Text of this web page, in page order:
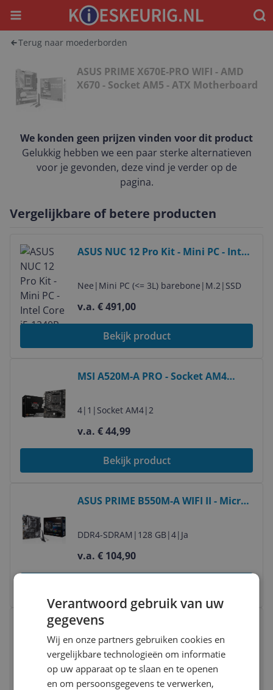
Menu
Terug naar moederborden
ASUS PRIME X670E-PRO WIFI - AMD
X670 - Socket AM5 - ATX Motherboard
We konden geen prijzen vinden voor dit product
Gelukkig hebben we een paar sterke alternatieven
voor je gevonden, deze vind je verder op de
pagina.
Vergelijkbare of betere producten
ASUS NUC 12 Pro Kit - Mini PC - Intel
Nee | Mini PC (<= 3L) barebone | M.2| SSD
v.a. € 491,00
Bekijk product
Bekijk product
MSI A520M-A PRO - Socket AM4
4| 1 | Socket AM4|2
v.a. € 44,99
Bekijk product
ASUS PRIME B550M-A WIFI II - Micro
Socket AM4
DDR4-SDRAM | 128 GB|4| Ja
v.a. € 104,90
ASUS AM4 PRIME A520M-R -
DDR4/M.2/HDMI/µATX
Motherboard
4|1|0 |AMD
v.a. € 51,90 -2%
Bekijk product
Verantwoord gebruik van uw
gegevens
Wij en onze partners gebruiken cookies en
vergelijkbare technologieën om informatie
op uw apparaat op te slaan en te openen
en om persoonsgegevens te verwerken,